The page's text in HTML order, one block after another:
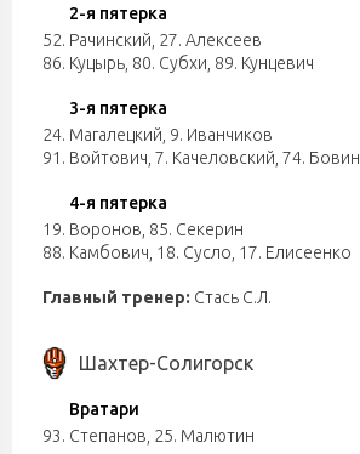
2-я пятерка
52. Рачинский 27. Алексеев
86. Куцырь 80. Субхи 89. Кунцевич
3-я пятерка
24. Магалецкий 9. Иванчиков
91. Войтович 7. Качеловский 74. Бовин
4-я пятерка
19. Воронов 85. Секерин
88. Камбович 18. Сусло 17. Елисеенко
Главный тренер: Стась С.Л.
Шахтер-Солигорск
Вратари
93. Степанов 25. Малютин